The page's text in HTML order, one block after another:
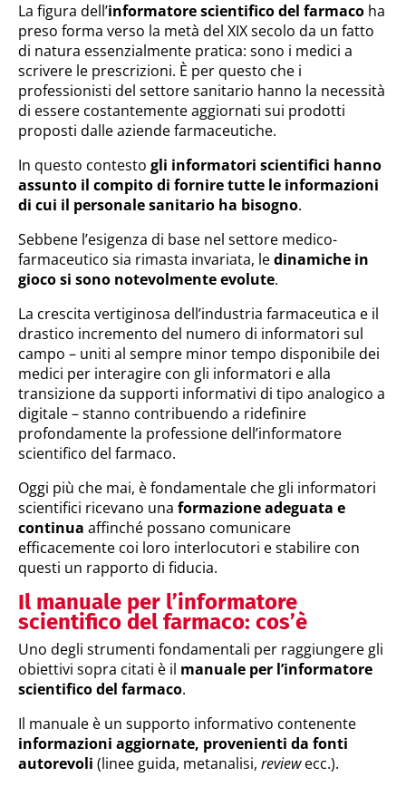
La figura dell’informatore scientifico del farmaco ha
preso forma verso la metà del XIX secolo da un fatto
di natura essenzialmente pratica: sono i medici a
scrivere le prescrizioni. È per questo che i
professionisti del settore sanitario hanno la necessità
di essere costantemente aggiornati sui prodotti
proposti dalle aziende farmaceutiche.
In questo contesto gli informatori scientifici hanno
assunto il compito di fornire tutte le informazioni
di cui il personale sanitario ha bisogno.
Sebbene l’esigenza di base nel settore medico-
farmaceutico sia rimasta invariata, ledinamiche in
gioco si sono notevolmente evolute.
La crescita vertiginosa dell’industria farmaceutica e il
drastico incremento del numero di informatori sul
campo – uniti al sempre minor tempo disponibile dei
medici per interagire con gli informatori e alla
transizione da supporti informativi di tipo analogico a
digitale – stanno contribuendo a ridefinire
profondamente la professione dell’informatore
scientifico del farmaco.
Oggi più che mai, è fondamentale che gli informatori
scientifici ricevano una formazione adeguata e
continua affinché possano comunicare
efficacemente coi loro interlocutori e stabilire con
questi un rapporto di fiducia.
Il manuale per l’informatore
scientifico del farmaco: cos’è
Uno degli strumenti fondamentali per raggiungere gli
obiettivi sopra citati è il manuale per l’informatore
scientifico del farmaco.
Il manuale è un supporto informativo contenente
informazioni aggiornate, provenienti da fonti
autorevoli (linee guida, metanalisi, reviewecc.).